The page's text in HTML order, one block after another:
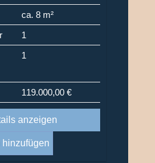
ca. 8 m²
1
1
119.000,00 €
anzeigen